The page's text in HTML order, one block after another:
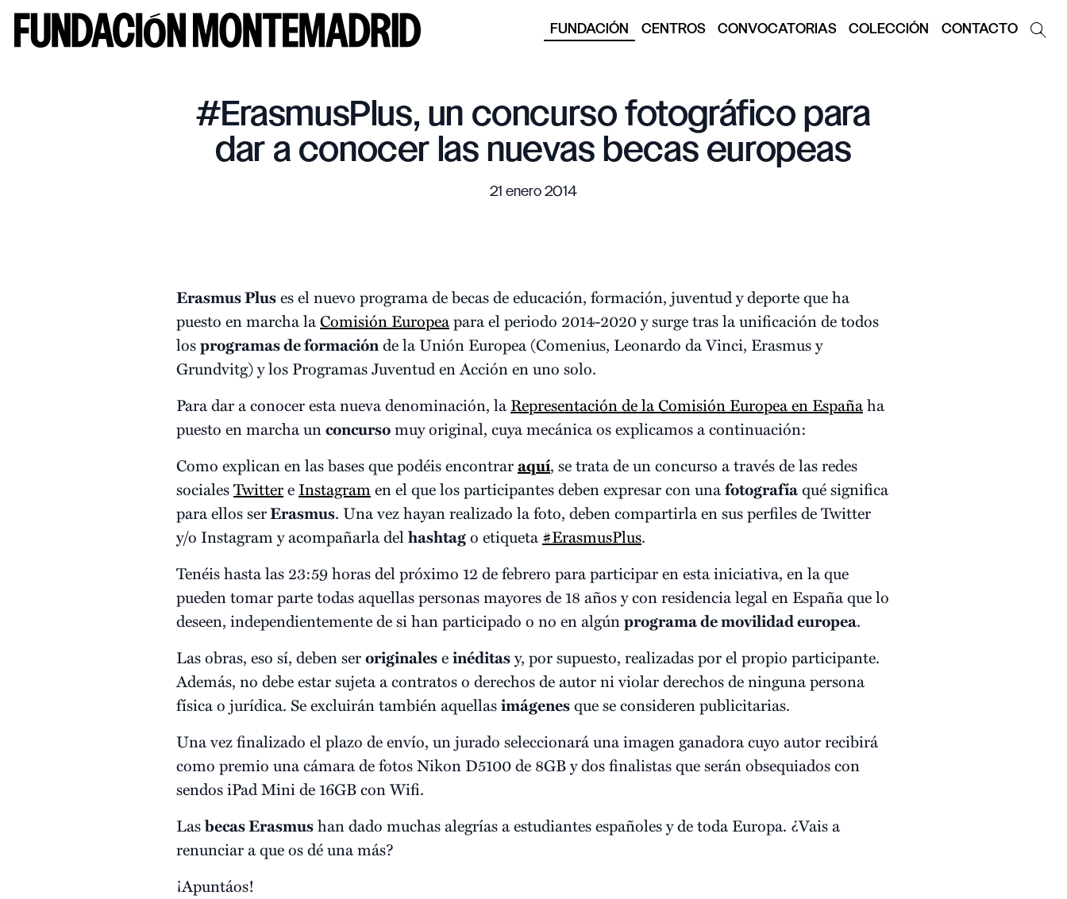
FUNDACIÓN CENTROS CONVOCATORIAS COLECCIÓN CONTACTO
#ErasmusPlus, un concurso fotográfico para
dar a conocer las nuevas becas europeas
21 enero 2014
Erasmus Pluses el nuevo programa de becas de educación, formación, juventud y deporte que ha
puesto en marcha laComisión Europeapara el periodo 2014-2020 y surge tras la unificación de todos
losprogramas de formaciónde la Unión Europea (Comenius, Leonardo da Vinci, Erasmus y
Grundvitg) y los Programas Juventud en Acción en uno solo.
Para dar a conocer esta nueva denominación, la Representación de la Comisión Europea en Españaha
puesto en marcha unconcursomuy original, cuya mecánica os explicamos a continuación:
Como explican en las bases que podéis encontraraquí, se trata de un concurso a través de las redes
socialesTwittere Instagramen el que los participantes deben expresar con unafotografíaqué significa
para ellos serErasmus. Una vez hayan realizado la foto, deben compartirla en sus perfiles de Twitter
y/o Instagram y acompañarla delhashtago etiqueta #ErasmusPlus.
Tenéis hasta las 23:59 horas del próximo 12 de febrero para participar en esta iniciativa, en la que
pueden tomar parte todas aquellas personas mayores de 18 años y con residencia legal en España que lo
deseen, independientemente de si han participado o no en algúnprograma de movilidad europea.
Las obras, eso sí, deben seroriginaleseinéditasy, por supuesto, realizadas por el propio participante.
Además, no debe estar sujeta a contratos o derechos de autor ni violar derechos de ninguna persona
física o jurídica. Se excluirán también aquellasimágenesque se consideren publicitarias.
Una vez finalizado el plazo de envío, un jurado seleccionará una imagen ganadora cuyo autor recibirá
como premio una cámara de fotos Nikon D5100 de 8GB y dos finalistas que serán obsequiados con
sendos iPad Mini de 16GB con Wifi.
Lasbecas Erasmushan dado muchas alegrías a estudiantes españoles y de toda Europa. ¿Vais a
renunciar a que os dé una más?
¡Apuntáos!